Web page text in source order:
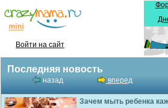
Войти на сайт
Последняя новость
назад вперед
Зачем мыть ребенка